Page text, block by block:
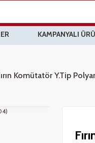
KAMPANYALI
Komütatör Y.Tip